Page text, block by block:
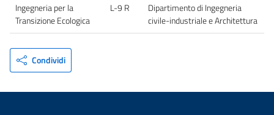
Ingegneria per la
Transizione Ecologica
L-9 R
Dipartimento di Ingegneria
civile-industriale e Architettura
Condividi